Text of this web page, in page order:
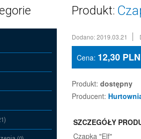
Produkt:
Dodano: 2019.03.21
Cena: 12,30 PLN
Produkt: dostępny
Producent:
SZCZEGÓŁY
Czapka "Elf"